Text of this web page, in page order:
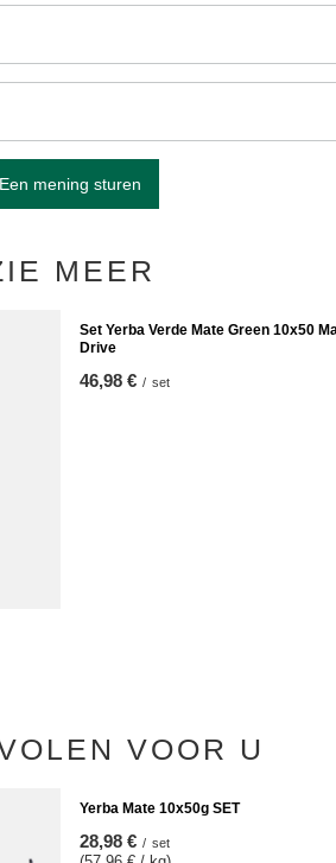
Een mening sturen
MEER
VOOR U